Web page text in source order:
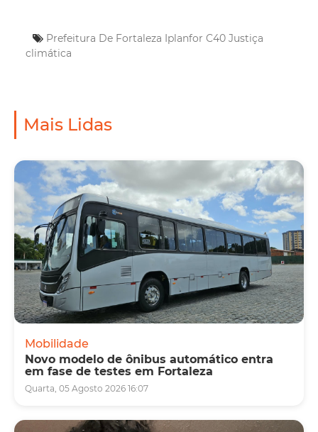
Prefeitura De Fortaleza Iplanfor C40 Justiça
climática
Mais Lidas
Mobilidade
Novo modelo de ônibus automático entra
em fase de testes em Fortaleza
Quarta, 05 Agosto 2026 16:07